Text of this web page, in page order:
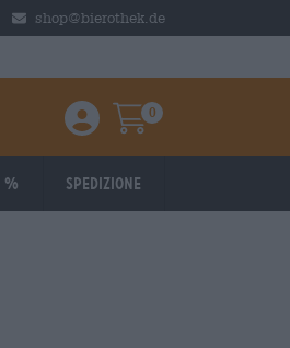
shop@bierothek.de
Einloggen / Anmelden
Warenkorb
0
Spedizione